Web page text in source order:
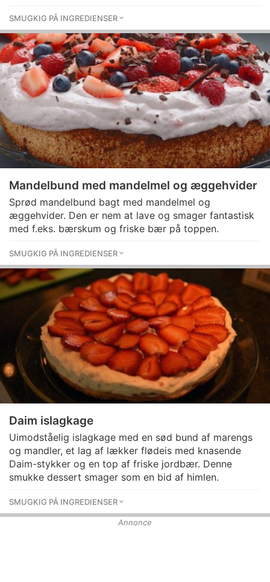
SMUGKIG PÅ INGREDIENSER
Mandelbund med mandelmel og æggehvider
Sprød mandelbund bagt med mandelmel og
æggehvider. Den er nem at lave og smager fantastisk
med f.eks. bærskum og friske bær på toppen.
SMUGKIG PÅ INGREDIENSER
Daim islagkage
Uimodståelig islagkage med en sød bund af marengs
og mandler, et lag af lækker flødeis med knasende
Daim-stykker og en top af friske jordbær. Denne
smukke dessert smager som en bid af himlen.
SMUGKIG PÅ INGREDIENSER
Annonce